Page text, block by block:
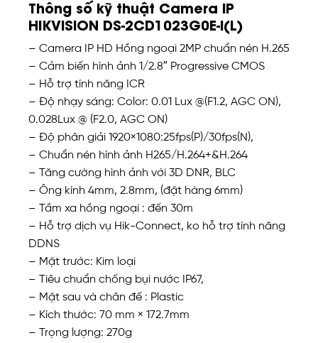
Thông số kỹ thuật Camera IP
HIKVISION DS-2CD1023G0E-I(L)
– Camera IP HD Hồng ngoại 2MP chuẩn nén H.265
– Cảm biến hình ảnh 1/2.8″ Progressive CMOS
– Hỗ trợ tính năng ICR
– Độ nhạy sáng: Color: 0.01 Lux @(F1.2, AGC ON),
0.028Lux @ (F2.0, AGC ON)
– Độ phân giải 1920×1080:25fps(P)/30fps(N),
– Chuẩn nén hình ảnh H265/H.264+&H.264
– Tăng cường hình ảnh với 3D DNR, BLC
– Ông kính 4mm, 2.8mm, (đặt hàng 6mm)
– Tầm xa hồng ngoại : đến 30m
– Hỗ trợ dịch vụ Hik-Connect, ko hỗ trợ tính năng
DDNS
– Mặt trước: Kim loại
– Tiêu chuẩn chống bụi nước IP67,
– Mặt sau và chân đế : Plastic
– Kích thước: 70 mm × 172.7mm
– Trọng lượng: 270g